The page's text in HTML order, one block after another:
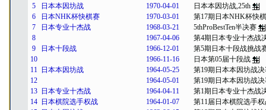
5
日本本因坊战 1970-04-01
日本本因坊战,25th
6
日本NHK杯快棋赛 1970-03-01
第17期日本NHK杯快
7
日本专业十杰战 1968-03-21
5thProBestTen半决赛
8
1967-04-06
第4期日本专业十杰战
9
日本十段战 1966-12-01
第5期日本十段战挑战
10
1966-11-16
日本第05届十段战
11 日本本因坊战 1964-05-25
第19期日本本因坊战
12
1964-05-01
第19期日本本因坊战
13 日本专业十杰战 1964-04-11
第1期日本专业十杰战
14 日本棋院选手权战 1964-01-07
第11届日本棋院选手